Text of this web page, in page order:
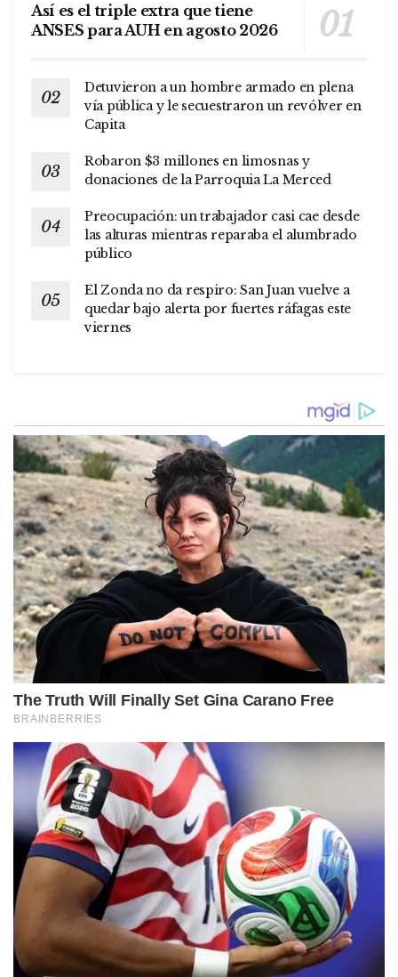
Así es el triple extra que tiene
ANSES para AUH en agosto 2026
Detuvieron a un hombre armado en plena
vía pública y le secuestraron un revólver en
Capita
Robaron $3 millones en limosnas y
donaciones de la Parroquia La Merced
Preocupación: un trabajador casi cae desde
las alturas mientras reparaba el alumbrado
público
El Zonda no da respiro: San Juan vuelve a
quedar bajo alerta por fuertes ráfagas este
viernes